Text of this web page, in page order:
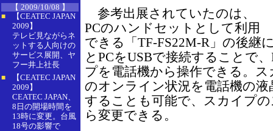
【 2009/10/08 】
■
【CEATEC JAPAN
2009】
テレビ見ながらネ
ットする人向けの
サービス展開、ヤ
フー井上社長
■
【CEATEC JAPAN
2009】
CEATEC JAPAN、
8日の開場時間を
13時に変更。台風
18号の影響で
参考出展されていたのは、
PCのハンドセットとして利用
できる「TF-FS22M-R」の後継
とPCをUSBで接続することで
プを電話機から操作できる。
のオンライン状況を電話機の
することも可能で、スカイプ
ら変更できる。